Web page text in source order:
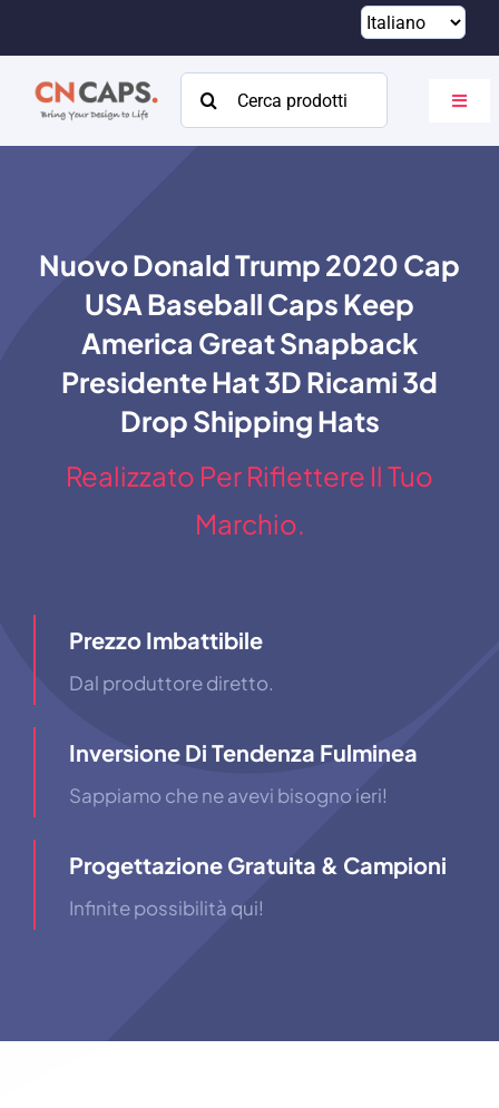
contenuto
Cercare:
Catalogare
Risorse
Nuovo Donald Trump 2020 Cap
USA Baseball Caps Keep
America Great Snapback
Presidente Hat 3D Ricami 3d
Drop Shipping Hats
Realizzato Per Riflettere Il Tuo
Marchio.
Prezzo Imbattibile
Dal produttore diretto.
Inversione Di Tendenza Fulminea
Sappiamo che ne avevi bisogno ieri!
Progettazione Gratuita & Campioni
Infinite possibilità qui!